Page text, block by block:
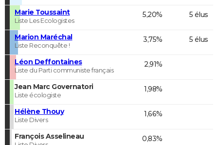
Marie Toussaint
Liste Les Ecologistes
5,20% 5 élus
Marion Maréchal
Liste Reconquête !
3,75% 5 élus
Léon Deffontaines
Liste du Parti communiste français
2,91%
Jean Marc Governatori
Liste écologiste
1,98%
Hélène Thouy
Liste Divers
1,66%
François Asselineau 0,83%